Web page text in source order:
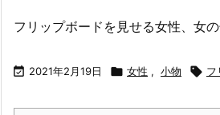
フリップボードを見せる女性、女
 2021年2月19日  女性 , 小物  フ